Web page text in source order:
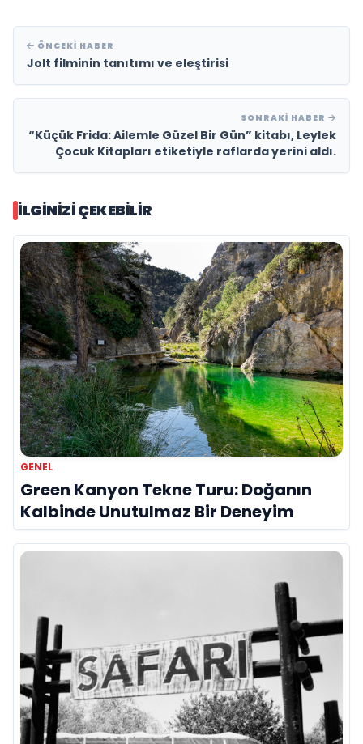
ÖNCEKI HABER
Jolt filminin tanıtımı ve eleştirisi
SONRAKI HABER
“Küçük Frida: Ailemle Güzel Bir Gün” kitabı, Leylek
Çocuk Kitapları etiketiyle raflarda yerini aldı.
İLGINIZI ÇEKEBILIR
GENEL
Green Kanyon Tekne Turu: Doğanın
Kalbinde Unutulmaz Bir Deneyim